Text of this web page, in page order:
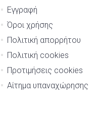
Εγγραφή
Όροι χρήσης
Πολιτική απορρήτου
Πολιτική cookies
Προτιμήσεις cookies
Αίτημα υπαναχώρησης